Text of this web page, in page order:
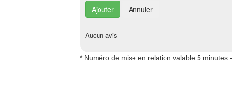
Annuler
Aucun avis
* Numéro de mise en relation valable 5 minutes -